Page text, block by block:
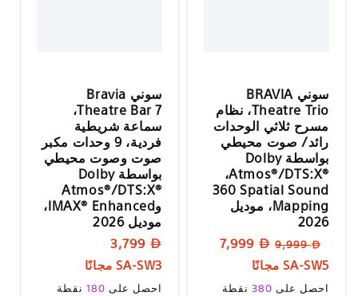
سوني BRAVIA
Theatre Trio، نظام
مسرح ثلاثي الوحدات
رائد/ صوت محيطي
بواسطة Dolby
Atmos®/DTS:X®‎،
‏‎360 Spatial Sound
Mapping، موديل
2026
السعر
العادي
9,999
سعر
البيع
SA-SW5 مجانًا
سعر
احصل على 380 نقطة
سوني Bravia
Theatre Bar 7،
سماعة شريطية
فردية، 9 وحدات مكبر
صوت وصوت محيطي
بواسطة Dolby
Atmos®/DTS:X®‎
وIMAX® Enhanced،
موديل 2026
السعر
العادي
SA-SW3 مجانًا
السعر
احصل على 180 نقطة